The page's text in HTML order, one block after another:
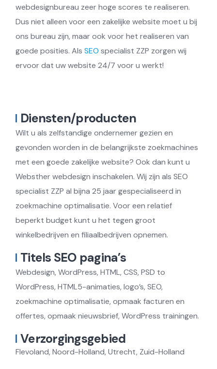
webdesignbureau zeer hoge scores te realiseren.
Dus niet alleen voor een zakelijke website moet u bij
ons bureau zijn, maar ook voor het realiseren van
goede posities. Als SEO specialist ZZP zorgen wij
ervoor dat uw website 24/7 voor u werkt!
Diensten/producten
Wilt u als zelfstandige ondernemer gezien en
gevonden worden in de belangrijkste zoekmachines
met een goede zakelijke website? Ook dan kunt u
Websther webdesign inschakelen. Wij zijn als SEO
specialist ZZP al bijna 25 jaar gespecialiseerd in
zoekmachine optimalisatie. Voor een relatief
beperkt budget kunt u het tegen groot
winkelbedrijven en filiaalbedrijven opnemen.
Titels SEO pagina’s
Webdesign, WordPress, HTML, CSS, PSD to
WordPress, HTML5-animaties, logo’s, SEO,
zoekmachine optimalisatie, opmaak facturen en
offertes, opmaak nieuwsbrief, WordPress trainingen.
Verzorgingsgebied
Flevoland, Noord-Holland, Utrecht, Zuid-Holland